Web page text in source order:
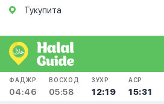
Тукупита
ФАДЖР
04:46
ВОСХОД
05:58
ЗУХР
12:19
АСР
15:31